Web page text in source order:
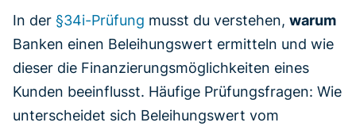
In der §34i-Prüfung musst du verstehen, warum
Banken einen Beleihungswert ermitteln und wie
dieser die Finanzierungsmöglichkeiten eines
Kunden beeinflusst. Häufige Prüfungsfragen: Wie
unterscheidet sich Beleihungswert vom